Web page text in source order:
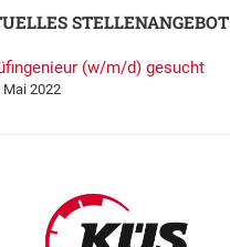
STELLENANGEBOT
(w/m/d) gesucht
Mai 2022